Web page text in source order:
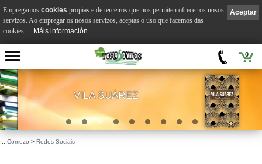
0
VILA SUÁREZ
:: Comezo > Redes Sociais
Aceptar
Empregamos cookies propias e de terceiros que nos permiten ofrecer os nosos
servizos. Ao empregar os nosos servizos, aceptas o uso que facemos das
cookies.
Máis información